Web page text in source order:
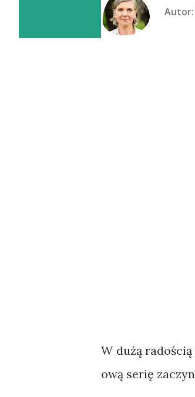
Autor:
W dużą
ową serię